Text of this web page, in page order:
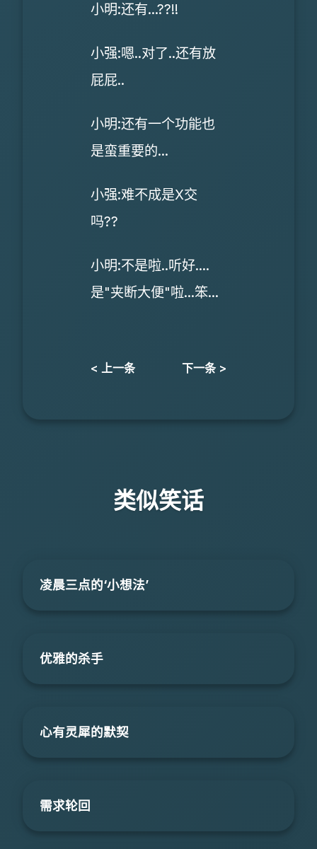
小明:还有...??!!
小强:嗯..对了..还有放
屁屁..
小明:还有一个功能也
是蛮重要的...
小强:难不成是X交
吗??
小明:不是啦..听好....
是"夹断大便"啦...笨...
< 上一条 下一条 >
类似笑话
凌晨三点的‘小想法’
优雅的杀手
心有灵犀的默契
需求轮回